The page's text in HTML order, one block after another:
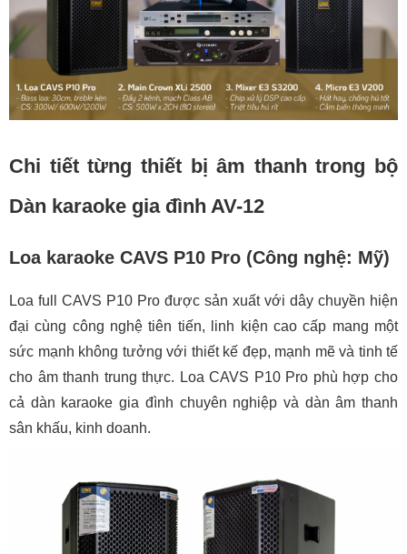
Chi tiết từng thiết bị âm thanh trong bộ
Dàn karaoke gia đình AV-12
Loa karaoke CAVS P10 Pro (Công nghệ: Mỹ)
Loa full CAVS P10 Pro được sản xuất với dây chuyền hiện
đại cùng công nghệ tiên tiến, linh kiện cao cấp mang một
sức mạnh không tưởng với thiết kế đẹp, mạnh mẽ và tinh tế
cho âm thanh trung thực. Loa CAVS P10 Pro phù hợp cho
cả dàn karaoke gia đình chuyên nghiệp và dàn âm thanh
sân khấu, kinh doanh.